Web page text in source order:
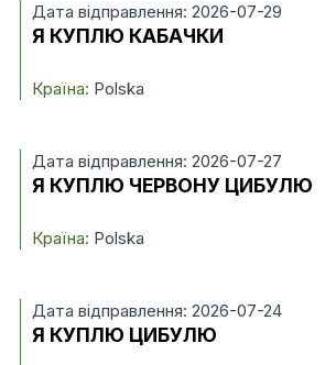
Дата відправлення: 2026-07-29
Я КУПЛЮ КАБАЧКИ
Країна: Polska
Дата відправлення: 2026-07-27
Я КУПЛЮ ЧЕРВОНУ ЦИБУЛЮ
Країна: Polska
Дата відправлення: 2026-07-24
Я КУПЛЮ ЦИБУЛЮ